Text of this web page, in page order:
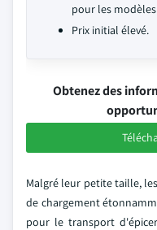
pour les
Prix initial élevé.
Obtenez des
Malgré leur petite taille,
de chargement
pour le transport